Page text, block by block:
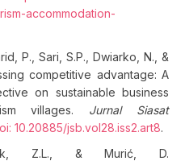
accommodation-
P., Sari, S.P., Dwiarko, N., &
competitive advantage: A
on sustainable business
villages. Jurnal Siasat
10.20885/jsb.vol28.iss2.art8.
Z.L., & Murić, D.